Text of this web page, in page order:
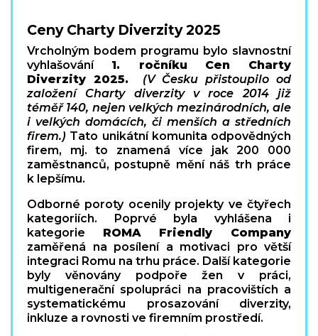
Ceny Charty Diverzity 2025
Vrcholným bodem programu bylo slavnostní
vyhlašování 1. ročníku
Cen Charty
Diverzity 2025.
(V Česku přistoupilo od
založení Charty diverzity v roce 2014 již
téměř 140, nejen velkých mezinárodních, ale
i velkých domácích, či menších a středních
firem.) Tato unikátní komunita odpovědných
firem, mj. to znamená více jak 200 000
zaměstnanců, postupně mění náš trh práce
k lepšímu.
Odborné poroty ocenily projekty ve čtyřech
kategoriích. Poprvé byla vyhlášena i
kategorie ROMA Friendly Company
zaměřená na posílení a motivaci pro větší
integraci Romu na trhu práce. Další kategorie
byly věnovány podpoře žen v práci,
multigenerační spolupráci na pracovištích a
systematickému prosazování diverzity,
inkluze a rovnosti ve firemním prostředí.